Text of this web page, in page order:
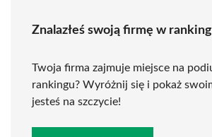
Znalazłeś swoją firmę w
Twoja firma zajmuje miejsce na
rankingu? Wyróżnij się i pokaż
jesteś na szczycie!